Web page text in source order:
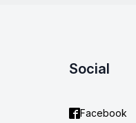
Social
Facebook